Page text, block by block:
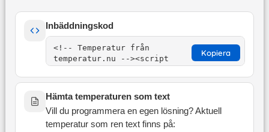
Inbäddningskod
Kopiera
Hämta temperaturen som text
Vill du programmera en egen lösning? Aktuell
temperatur som ren text finns på: